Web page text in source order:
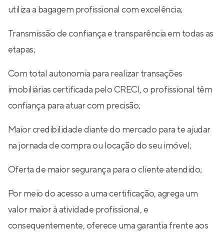
utiliza a bagagem profissional com excelência;
Transmissão de confiança e transparência em todas as
etapas;
Com total autonomia para realizar transações
imobiliárias certificada pelo CRECI, o profissional têm
confiança para atuar com precisão;
Maior credibilidade diante do mercado para te ajudar
na jornada de compra ou locação do seu imóvel;
Oferta de maior segurança para o cliente atendido;
Por meio do acesso a uma certificação, agrega um
valor maior à atividade profissional, e
consequentemente, oferece uma garantia frente aos